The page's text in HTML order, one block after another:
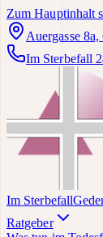
Zum Hauptinhalt
Auergasse
Im Sterbefall
Im Sterbefall
Ratgeber